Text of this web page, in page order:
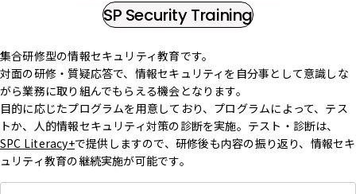
SP Security Training
集合研修型の情報セキュリティ教育です。
対面の研修・質疑応答で、情報セキュリティを自分事として意識しな
がら業務に取り組んでもらえる機会となります。
目的に応じたプログラムを用意しており、プログラムによって、テス
トか、人的情報セキュリティ対策の診断を実施。テスト・診断は、
SPC Literacy+で提供しますので、研修後も内容の振り返り、情報セキ
ュリティ教育の継続実施が可能です。